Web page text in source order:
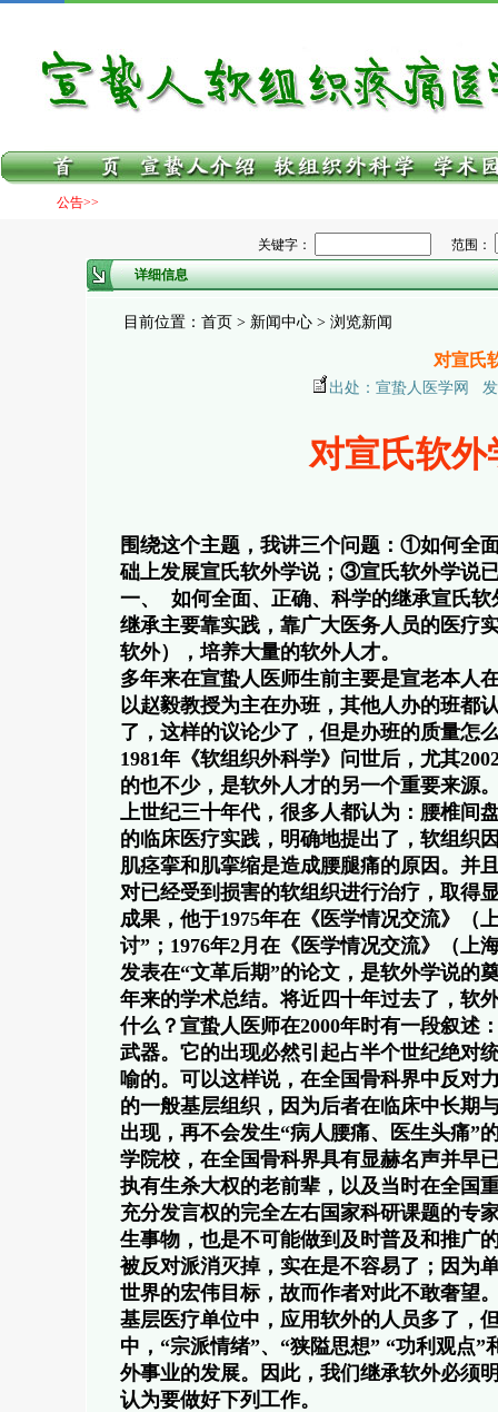
公告>>
关键字：
范围：
详细信息
目前位置：首页 > 新闻中心 > 浏览新闻
对宣氏
出处：宣蛰人医学网 发
对宣氏软
围绕这个主题，我讲三个问题：①如何全
础上发展宣氏软外学说；③宣氏软外学说
一、 如何全面、正确、科学的继承宣氏软
继承主要靠实践，靠广大医务人员的医疗
软外），培养大量的软外人才。
多年来在宣蛰人医师生前主要是宣老本人
以赵毅教授为主在办班，其他人办的班都
了，这样的议论少了，但是办班的质量怎
1981年《软组织外科学》问世后，尤其
的也不少，是软外人才的另一个重要来源
上世纪三十年代，很多人都认为：腰椎间
的临床医疗实践，明确地提出了，软组织
肌痉挛和肌挛缩是造成腰腿痛的原因。并
对已经受到损害的软组织进行治疗，取得
成果，他于1975年在《医学情况交流》（
讨”；1976年2月在《医学情况交流》（上
发表在“文革后期”的论文，是软外学说的
年来的学术总结。将近四十年过去了，软
什么？宣蛰人医师在2000年时有一段叙述
武器。它的出现必然引起占半个世纪绝对
喻的。可以这样说，在全国骨科界中反对
的一般基层组织，因为后者在临床中长期
出现，再不会发生“病人腰痛、医生头痛”
学院校，在全国骨科界具有显赫名声并早
执有生杀大权的老前辈，以及当时在全国
充分发言权的完全左右国家科研课题的专
生事物，也是不可能做到及时普及和推广
被反对派消灭掉，实在是不容易了；因为
世界的宏伟目标，故而作者对此不敢奢望
基层医疗单位中，应用软外的人员多了，
中，“宗派情绪”、“狭隘思想” “功利观点
外事业的发展。因此，我们继承软外必须
认为要做好下列工作。